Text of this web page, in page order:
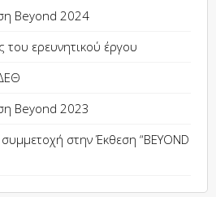
Beyond 2024
ερευνητικού έργου
Beyond 2023
στην Έκθεση “BEYOND